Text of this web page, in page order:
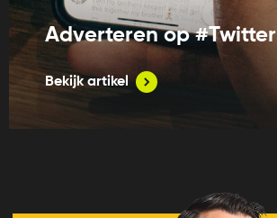
Adverteren op #Twitter
Bekijk artikel